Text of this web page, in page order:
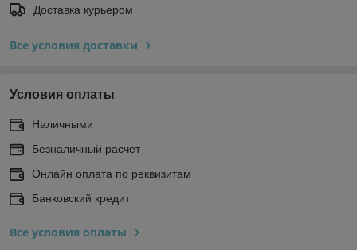
Доставка курьером
Все условия доставки
Условия оплаты
Наличными
Безналичный расчет
Онлайн оплата по реквизитам
Банковский кредит
Все условия оплаты